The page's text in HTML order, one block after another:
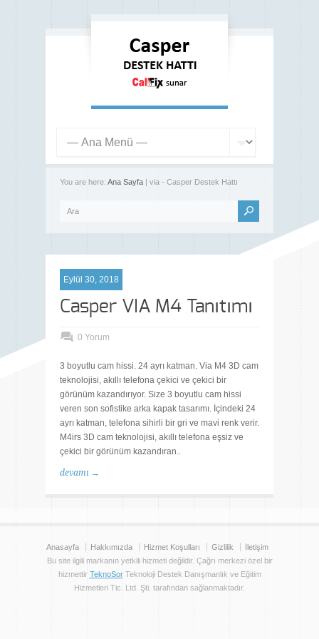
You are here: Ana Sayfa | via - Casper Destek Hattı
Eylül 30, 2018
Casper VIA M4 Tanıtımı
0 Yorum
3 boyutlu cam hissi. 24 ayrı katman. Via M4 3D cam
teknolojisi, akıllı telefona çekici ve çekici bir
görünüm kazandırıyor. Size 3 boyutlu cam hissi
veren son sofistike arka kapak tasarımı. İçindeki 24
ayrı katman, telefona sihirli bir gri ve mavi renk verir.
M4irs 3D cam teknolojisi, akıllı telefona eşsiz ve
çekici bir görünüm kazandıran..
devamı →
Anasayfa Hakkımızda Hizmet Koşulları Gizlilik
İletişim
Bu site ilgili markanın yetkili hizmeti değildir. Çağrı merkezi özel bir
hizmettir TeknoSorTeknoloji Destek Danışmanlık ve Eğitim
Hizmetleri Tic. Ltd. Şti. tarafından sağlanmaktadır.